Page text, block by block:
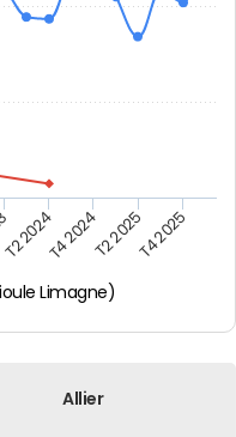
Limagne)
T2 2024T4 2024T2 2025T4 2025
Allier